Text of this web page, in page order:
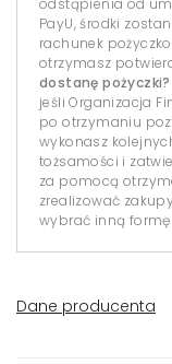
odstąpienia od
PayU, środki
rachunek
otrzymasz
dostanę pożyczki?
jeśli Organizacja
po otrzymaniu
wykonasz
tożsamości i
za pomocą
zrealizować
wybrać inną formę
Dane producenta